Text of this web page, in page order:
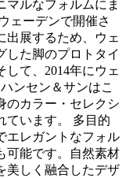
マルなフォルムにま
ェーデンで開催さ
出展するため、ウェ
した脚のプロトタイ
て、2014年にウェ
ンセン＆サンはこ
のカラー・セレクシ
ています。 多目的
エレガントなフォル
可能です。自然素材
美しく融合したデザ